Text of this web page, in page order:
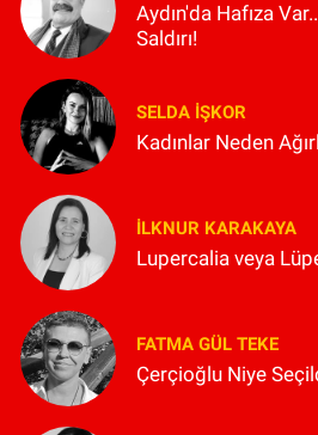
Aydın'da Hafıza
Saldırı!
SELDA İŞKOR
Kadınlar Neden
İLKNUR KARAKAYA
Lupercalia veya
FATMA GÜL TEKE
Çerçioğlu Niye